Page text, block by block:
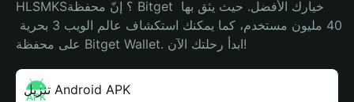
HLSMKS؟ إنّ محفظة Bitget خيارك الأفضل. حيث يثق بها
على محفظة Bitget Wallet. ابدأ رحلتك الآن!
تنزيل Android APK